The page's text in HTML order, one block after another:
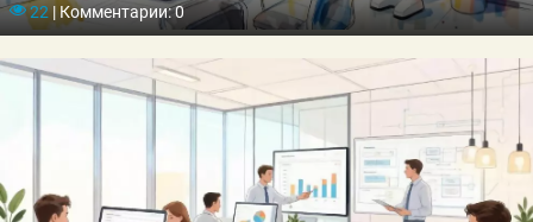
22 |Комментарии: 0